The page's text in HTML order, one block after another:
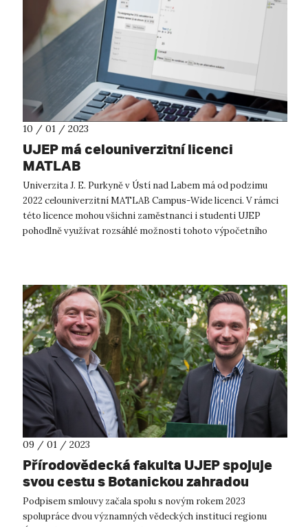
10 / 01 / 2023
UJEP má celouniverzitní licenci
MATLAB
Univerzita J. E. Purkyně v Ústí nad Labem má od podzimu
2022 celouniverzitní MATLAB Campus-Wide licenci. V rámci
této licence mohou všichni zaměstnanci i studenti UJEP
pohodlně využívat rozsáhlé možnosti tohoto výpočetního
09 / 01 / 2023
Přírodovědecká fakulta UJEP spojuje
svou cestu s Botanickou zahradou
Teplice
Podpisem smlouvy začala spolu s novým rokem 2023
spolupráce dvou významných vědeckých institucí regionu